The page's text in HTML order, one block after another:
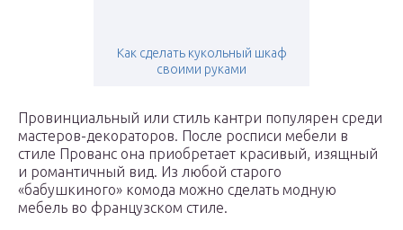
Как сделать кукольный шкаф
своими руками
Провинциальный или стиль кантри популярен среди
мастеров-декораторов. После росписи мебели в
стиле Прованс она приобретает красивый, изящный
и романтичный вид. Из любой старого
«бабушкиного» комода можно сделать модную
мебель во французском стиле.